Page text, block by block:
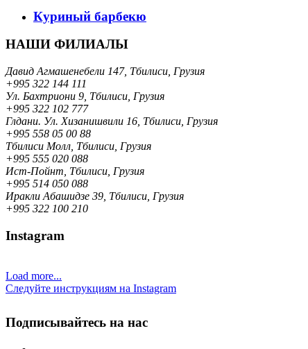
Куриный барбекю
НАШИ ФИЛИАЛЫ
Давид Агмашенебели 147, Тбилиси, Грузия
+995 322 144 111
Ул. Бахтриони 9, Тбилиси, Грузия
+995 322 102 777
Глдани. Ул. Хизанишвили 16, Тбилиси, Грузия
+995 558 05 00 88
Тбилиси Молл, Тбилиси, Грузия
+995 555 020 088
Ист-Пойнт, Тбилиси, Грузия
+995 514 050 088
Иракли Абашидзе 39, Тбилиси, Грузия
+995 322 100 210
Instagram
Load more...
Следуйте инструкциям на Instagram
Подписывайтесь на нас